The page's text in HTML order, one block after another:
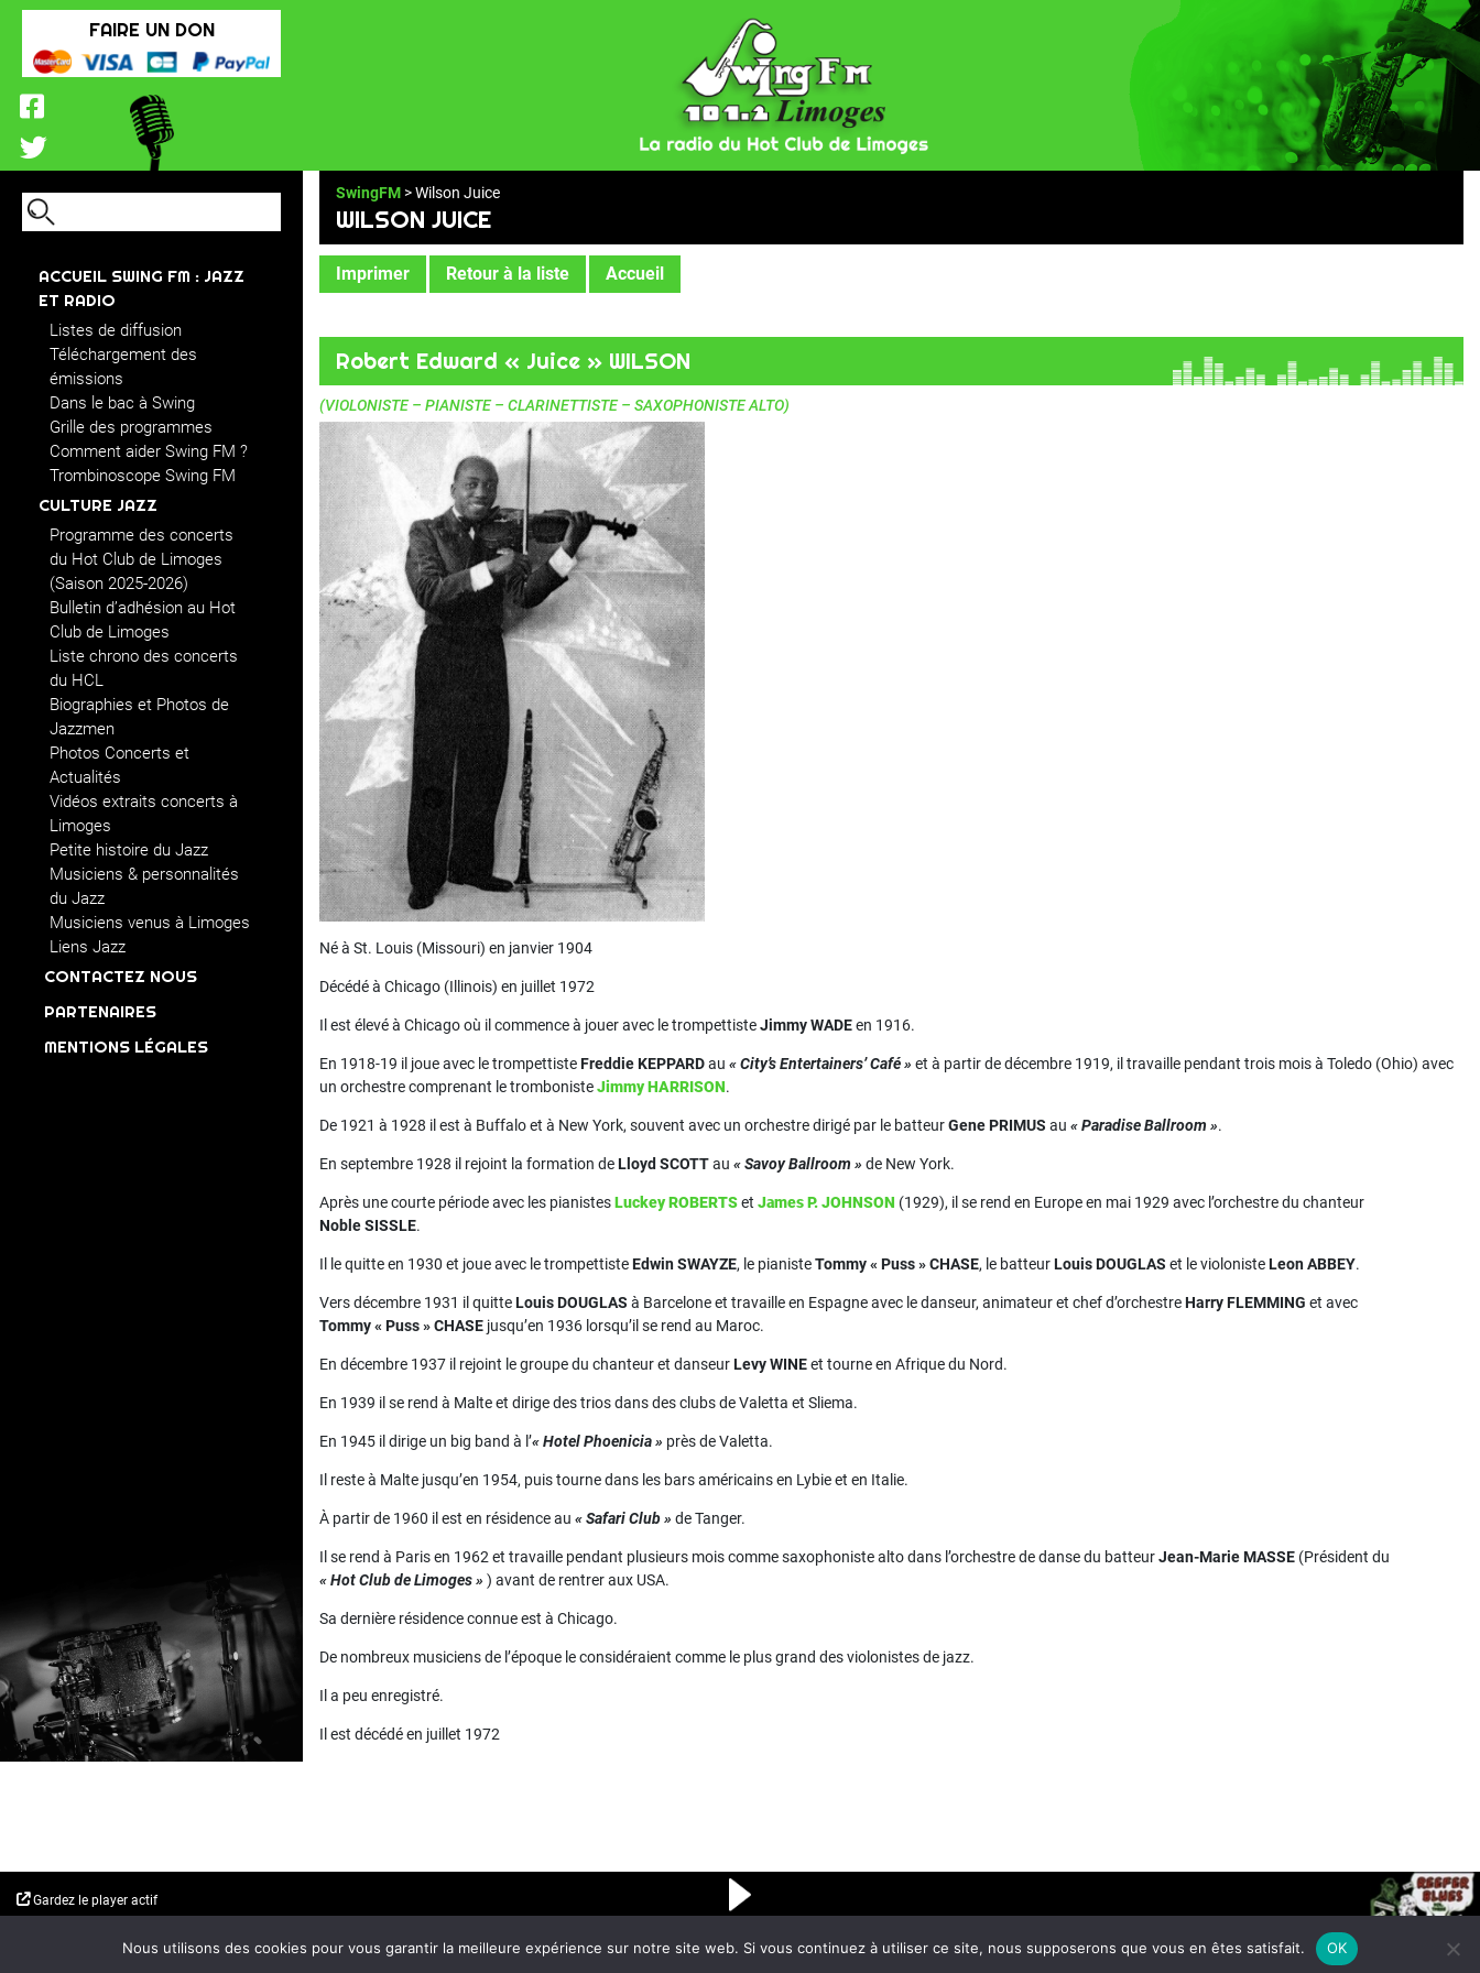
FAIRE UN DON
ACCUEIL SWING FM : JAZZ
ET RADIO
Listes de diffusion
Téléchargement des
émissions
Dans le bac à Swing
Grille des programmes
Comment aider Swing FM ?
Trombinoscope Swing FM
CULTURE JAZZ
Programme des concerts
du Hot Club de Limoges
(Saison 2025-2026)
Bulletin d’adhésion au Hot
Club de Limoges
Liste chrono des concerts
du HCL
Biographies et Photos de
Jazzmen
Photos Concerts et
Actualités
Vidéos extraits concerts à
Limoges
Petite histoire du Jazz
Musiciens & personnalités
du Jazz
Musiciens venus à Limoges
Liens Jazz
CONTACTEZ NOUS
PARTENAIRES
MENTIONS LÉGALES
SwingFM > Wilson Juice
WILSON JUICE
Imprimer Retour à la liste Accueil
Robert Edward « Juice » WILSON
(VIOLONISTE – PIANISTE – CLARINETTISTE – SAXOPHONISTE ALTO)
Né à St. Louis (Missouri) en janvier 1904
Décédé à Chicago (Illinois) en juillet 1972
Il est élevé à Chicago où il commence à jouer avec le trompettisteJimmy WADEen 1916.
En 1918-19 il joue avec le trompettisteFreddie KEPPARDau « City’s Entertainers’ Café » et à partir de décembre 1919, il travaille pendant trois mois à Toledo (Ohio) avec
un orchestre comprenant le trombonisteJimmy HARRISON.
De 1921 à 1928 il est à Buffalo et à New York, souvent avec un orchestre dirigé par le batteurGene PRIMUS au « Paradise Ballroom ».
En septembre 1928 il rejoint la formation deLloyd SCOTTau « Savoy Ballroom » de New York.
Après une courte période avec les pianistesLuckey ROBERTSet James P. JOHNSON (1929), il se rend en Europe en mai 1929 avec l’orchestre du chanteur
Noble SISSLE.
Il le quitte en 1930 et joue avec le trompettisteEdwin SWAYZE, le pianisteTommy « Puss » CHASE, le batteurLouis DOUGLAS et le violonisteLeon ABBEY.
Vers décembre 1931 il quitteLouis DOUGLAS à Barcelone et travaille en Espagne avec le danseur, animateur et chef d’orchestreHarry FLEMMING et avec
Tommy « Puss » CHASE jusqu’en 1936 lorsqu’il se rend au Maroc.
En décembre 1937 il rejoint le groupe du chanteur et danseurLevy WINEet tourne en Afrique du Nord.
En 1939 il se rend à Malte et dirige des trios dans des clubs de Valetta et Sliema.
En 1945 il dirige un big band à l’« Hotel Phoenicia » près de Valetta.
Il reste à Malte jusqu’en 1954, puis tourne dans les bars américains en Lybie et en Italie.
À partir de 1960 il est en résidence au « Safari Club » de Tanger.
Il se rend à Paris en 1962 et travaille pendant plusieurs mois comme saxophoniste alto dans l’orchestre de danse du batteurJean-Marie MASSE (Président du
« Hot Club de Limoges » ) avant de rentrer aux USA.
Sa dernière résidence connue est à Chicago.
De nombreux musiciens de l’époque le considéraient comme le plus grand des violonistes de jazz.
Il a peu enregistré.
Il est décédé en juillet 1972
Gardez le player actif
N'Orleans Blues (After House)
Nous utilisons des cookies pour vous garantir la meilleure expérience sur notre site web. Si vous continuez à utiliser ce site, nous supposerons que vous en êtes satisfait. OK